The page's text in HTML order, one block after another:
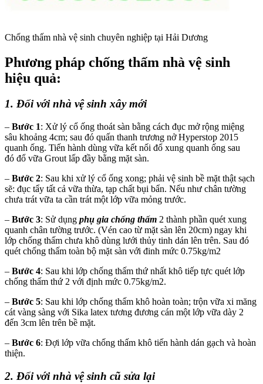
Chống thấm nhà vệ sinh chuyên nghiệp tại Hải Dương
Phương pháp chống thấm nhà vệ sinh
hiệu quả:
1. Đối với nhà vệ sinh xây mới
– Bước 1: Xử lý cổ ống thoát sàn bằng cách đục mở rộng miệng
sâu khoảng 4cm; sau đó quấn thanh trương nở Hyperstop 2015
quanh ống. Tiến hành dùng vữa kết nối đổ xung quanh ống sau
đó đổ vữa Grout lấp đầy bằng mặt sàn.
– Bước 2: Sau khi xử lý cổ ống xong; phải vệ sinh bề mặt thật sạch
sẽ: đục tẩy tất cả vữa thừa, tạp chất bụi bẩn. Nếu như chân tường
chưa trát vữa ta cần trát một lớp vữa mỏng trước.
– Bước 3: Sử dụng phụ gia chống thấm 2 thành phần quét xung
quanh chân tường trước. (Vén cao từ mặt sàn lên 20cm) ngay khi
lớp chống thấm chưa khô dùng lưới thủy tinh dán lên trên. Sau đó
quét chống thấm toàn bộ mặt sàn với đinh mức 0.75kg/m2
– Bước 4: Sau khi lớp chống thấm thứ nhất khô tiếp tực quét lớp
chống thấm thứ 2 với định mức 0.75kg/m2.
– Bước 5: Sau khi lớp chống thấm khô hoàn toàn; trộn vữa xi măng
cát vàng sàng với Sika latex tương đương cán một lớp vữa dày 2
đến 3cm lên trên bề mặt.
– Bước 6: Đợi lớp vữa chống thấm khô tiến hành dán gạch và hoàn
thiện.
2. Đối với nhà vệ sinh cũ sửa lại